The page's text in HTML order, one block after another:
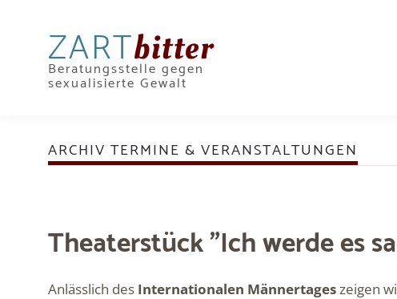
ZARTbitter
Beratungsstelle gegen
sexualisierte Gewalt
ARCHIV TERMINE & VERANSTALTUNGEN
Theaterstück "Ich werde es
Anlässlich des Internationalen Männertageszeigen